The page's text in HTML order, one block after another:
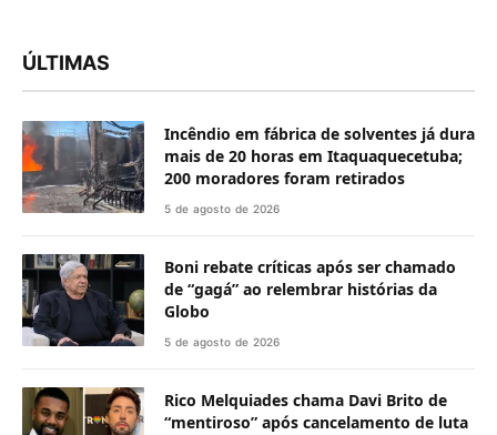
ÚLTIMAS
Incêndio em fábrica de solventes já dura
mais de 20 horas em Itaquaquecetuba;
200 moradores foram retirados
5 de agosto de 2026
Boni rebate críticas após ser chamado
de “gagá” ao relembrar histórias da
Globo
5 de agosto de 2026
Rico Melquiades chama Davi Brito de
“mentiroso” após cancelamento de luta